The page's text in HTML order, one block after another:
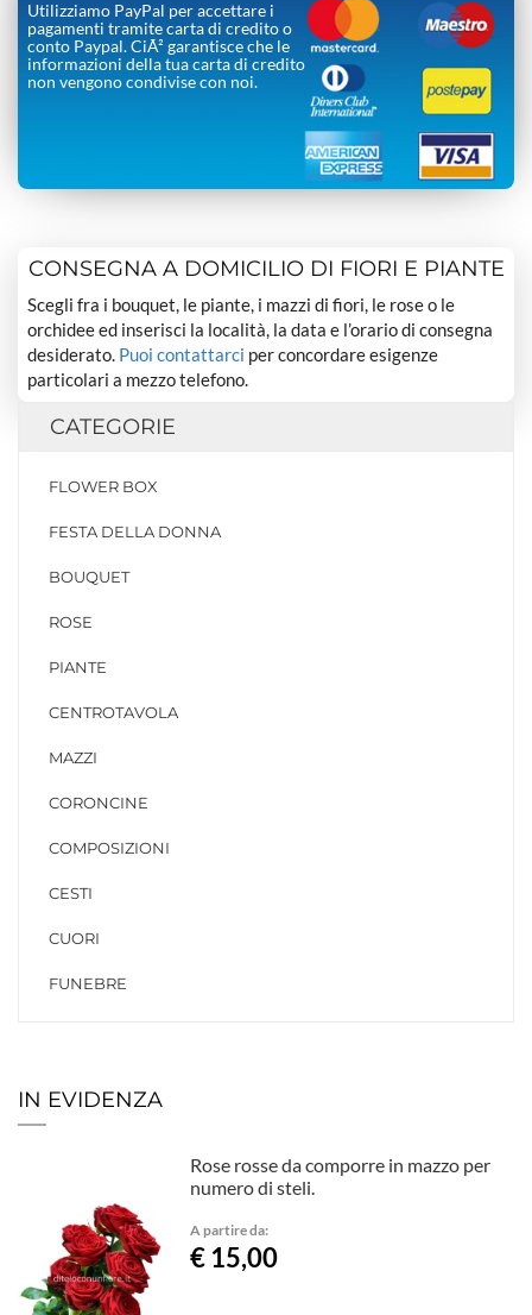
Utilizziamo PayPal per accettare i
pagamenti tramite carta di credito o
conto Paypal. CiÃ² garantisce che le
informazioni della tua carta di credito
non vengono condivise con noi.
CONSEGNA A DOMICILIO DI FIORI E PIANTE
Scegli fra i bouquet, le piante, i mazzi di fiori, le rose o le
orchidee ed inserisci la località, la data e l’orario di consegna
desiderato. Puoi contattarci per concordare esigenze
particolari a mezzo telefono.
CATEGORIE
FLOWER BOX
FESTA DELLA DONNA
BOUQUET
ROSE
PIANTE
CENTROTAVOLA
MAZZI
CORONCINE
COMPOSIZIONI
CESTI
CUORI
FUNEBRE
IN EVIDENZA
Rose rosse da comporre in mazzo per
numero di steli.
A partire da:
€ 15,00